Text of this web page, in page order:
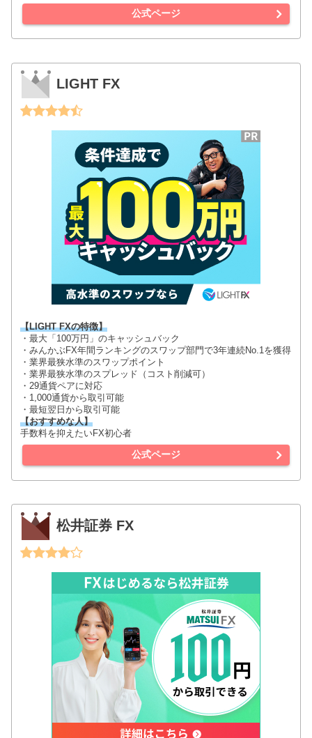
公式ページ
LIGHT FX
【LIGHT FXの特徴】
・最大「100万円」のキャッシュバック
・みんかぶFX年間ランキングのスワップ部門で3年連続No.1を獲得
・業界最狭水準のスワップポイント
・業界最狭水準のスプレッド（コスト削減可）
・29通貨ペアに対応
・1,000通貨から取引可能
・最短翌日から取引可能
【おすすめな人】
手数料を抑えたいFX初心者
公式ページ
松井証券 FX